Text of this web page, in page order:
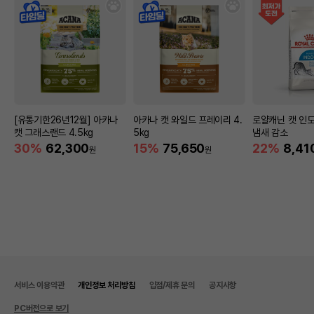
[유통기한26년12월] 아카나
캣 그래스랜드 4.5kg
30% 62,300원
아카나 캣 와일드 프레이리 4.
5kg
15% 75,650원
로얄캐닌 캣 인
냄새 감소
22%
서비스 이용약관 개인정보 처리방침 입점/제휴 문의 공지사항
PC버전으로 보기